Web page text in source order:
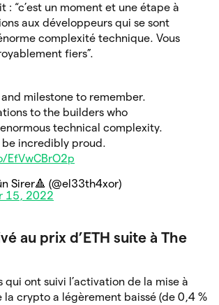
: “c’est un moment et une étape à
aux développeurs qui se sont
complexité technique. Vous
fiers”.
milestone to remember.
to the builders who
technical complexity.
be incredibly proud.
EfVwCBrO2p
Sirer🔺 (@el33th4xor)
15, 2022
au prix d’ETH suite à The
qui ont suivi l’activation de la mise à
la crypto a légèrement baissé (de 0,4 %